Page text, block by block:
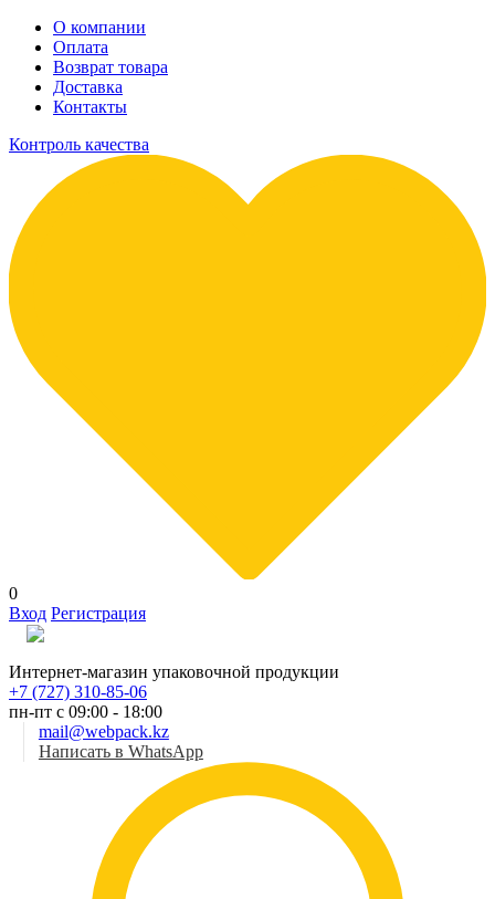
О компании
Оплата
Возврат товара
Доставка
Контакты
Контроль качества
0
Вход Регистрация
Интернет-магазин упаковочной продукции
+7 (727) 310-85-06
пн-пт с 09:00 - 18:00
mail@webpack.kz
Написать в WhatsApp